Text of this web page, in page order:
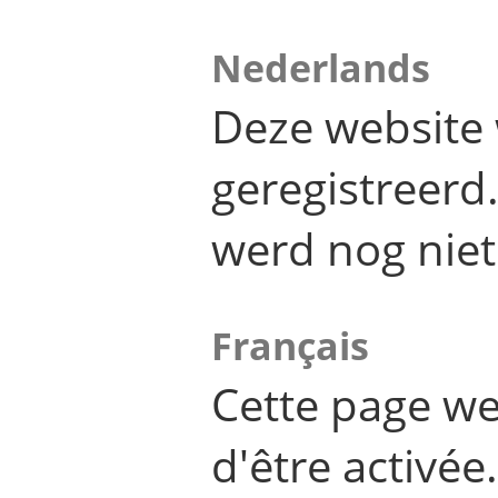
Nederlands
Deze
werd nog
Français
Cette page
d'être